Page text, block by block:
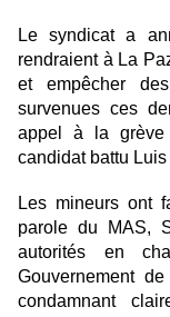
Le syndicat a
rendraient à La
et empêcher
survenues ces
appel à la
candidat battu Luis
Les mineurs ont
parole du MAS,
autorités en
Gouvernement
condamnant